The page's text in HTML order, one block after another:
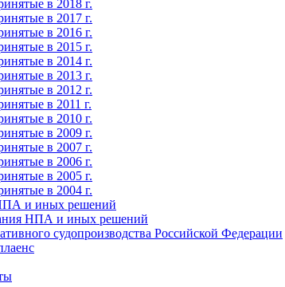
в 2018 г.
в 2017 г.
в 2016 г.
в 2015 г.
в 2014 г.
в 2013 г.
в 2012 г.
в 2011 г.
в 2010 г.
в 2009 г.
в 2007 г.
в 2006 г.
в 2005 г.
в 2004 г.
и иных решений
НПА и иных решений
судопроизводства Российской Федерации